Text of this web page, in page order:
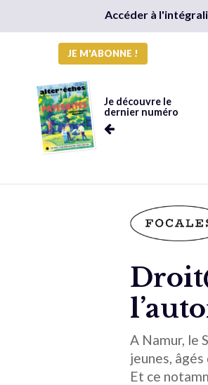
Accéder à
JE M'ABONNE !
Je découvre le
dernier numéro
A Namur, le
jeunes,
Et ce